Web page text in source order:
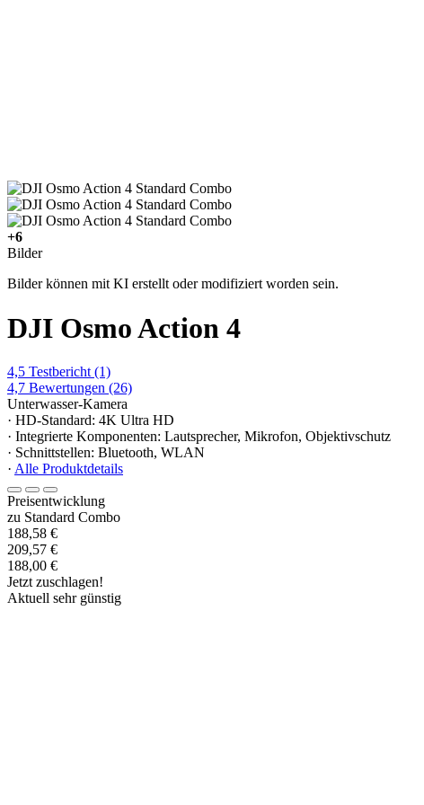
+6
Bilder
Bilder können mit KI erstellt oder modifiziert worden sein.
DJI Osmo Action 4
4,5 Testbericht (1)
4,7 Bewertungen (26)
Unterwasser-Kamera
· HD-Standard: 4K Ultra HD
· Integrierte Komponenten: Lautsprecher, Mikrofon, Objektivschutz
· Schnittstellen: Bluetooth, WLAN
· Alle Produktdetails
Preisentwicklung
zu Standard Combo
188,58 €
209,57 €
188,00 €
Jetzt zuschlagen!
Aktuell sehr günstig